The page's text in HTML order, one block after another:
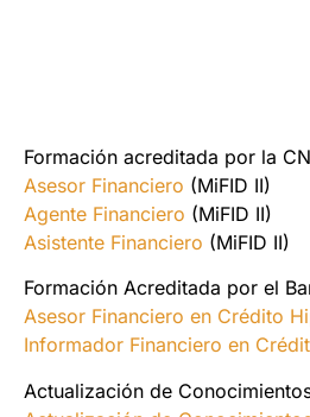
Formación acreditada por la
Asesor Financiero (MiFID II)
Agente Financiero (MiFID II)
Asistente Financiero (MiFID II)
Formación Acreditada por el
Asesor Financiero en Crédito
Informador Financiero en
Actualización de